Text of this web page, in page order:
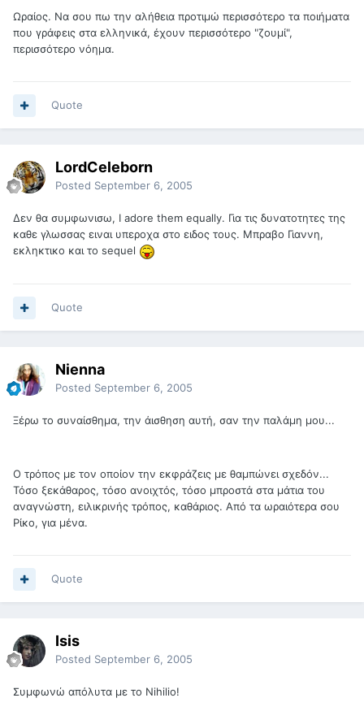
Ωραίος. Να σου πω την αλήθεια προτιμώ περισσότερο τα ποιήματα
που γράφεις στα ελληνικά, έχουν περισσότερο "ζουμί",
περισσότερο νόημα.
Quote
LordCeleborn
Posted September 6, 2005
Δεν θα συμφωνισω, I adore them equally. Για τις δυνατοτητες της
καθε γλωσσας ειναι υπεροχα στο ειδος τους. Μπραβο Γιαννη,
εκληκτικο και το sequel
Quote
Nienna
Posted September 6, 2005
Ξέρω το συναίσθημα, την άισθηση αυτή, σαν την παλάμη μου...
Ο τρόπος με τον οποίον την εκφράζεις με θαμπώνει σχεδόν...
Τόσο ξεκάθαρος, τόσο ανοιχτός, τόσο μπροστά στα μάτια του
αναγνώστη, ειλικρινής τρόπος, καθάριος. Από τα ωραιότερα σου
Ρίκο, για μένα.
Quote
Isis
Posted September 6, 2005
Συμφωνώ απόλυτα με το Nihilio!